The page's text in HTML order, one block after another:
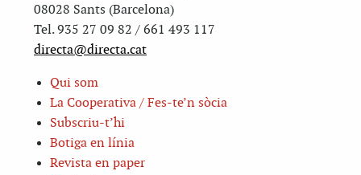
08028 Sants (Barcelona)
Tel. 935 27 09 82 / 661 493 117
directa@directa.cat
Qui som
La Cooperativa / Fes-te’n sòcia
Subscriu-t’hi
Botiga en línia
Revista en paper